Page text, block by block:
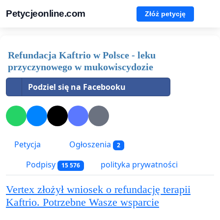
Petycjeonline.com Złóż petycję
Refundacja Kaftrio w Polsce - leku
przyczynowego w mukowiscydozie
Podziel się na Facebooku
Petycja Ogłoszenia 2
Podpisy 15 576 polityka prywatności
Vertex złożył wniosek o refundację terapii
Kaftrio. Potrzebne Wasze wsparcie